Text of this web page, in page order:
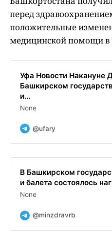
перед
положительные
медицинской помощи в
Уфа Новости Накануне
Башкирском
и...
None
@ufary
В Башкирском
и балета состоялось
None
@minzdravrb